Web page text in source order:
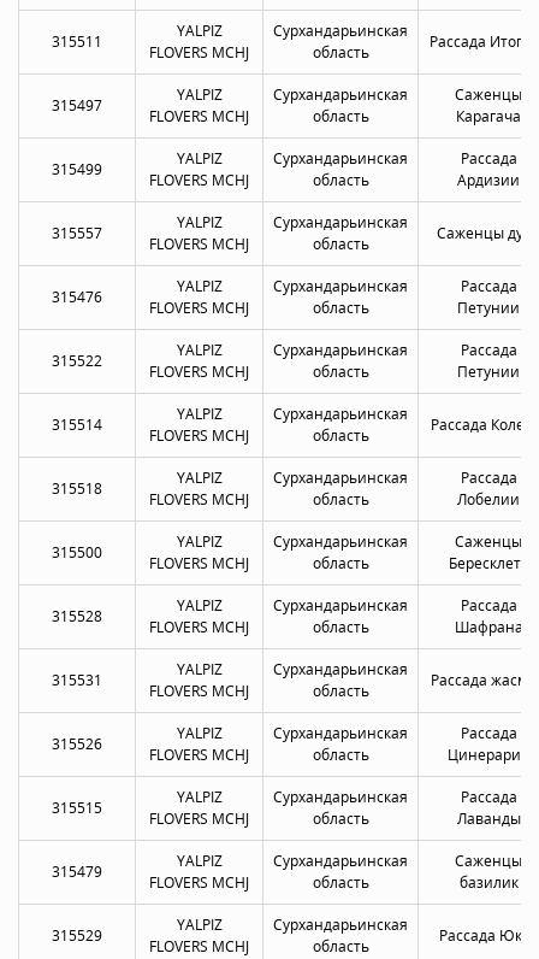
315511
YALPIZ
FLOVERS MCHJ
Сурхандарьинская
область
Рассада
315497
YALPIZ
FLOVERS MCHJ
Сурхандарьинская
область
Саженцы
Карагача
315499
YALPIZ
FLOVERS MCHJ
Сурхандарьинская
область
Рассада
Ардизии
315557
YALPIZ
FLOVERS MCHJ
Сурхандарьинская
область
Саженцы дуба
315476
YALPIZ
FLOVERS MCHJ
Сурхандарьинская
область
Рассада
Петунии
315522
YALPIZ
FLOVERS MCHJ
Сурхандарьинская
область
Рассада
Петунии
315514
YALPIZ
FLOVERS MCHJ
Сурхандарьинская
область
Рассада
315518
YALPIZ
FLOVERS MCHJ
Сурхандарьинская
область
Рассада
Лобелии
315500
YALPIZ
FLOVERS MCHJ
Сурхандарьинская
область
Саженцы
Бересклета
315528
YALPIZ
FLOVERS MCHJ
Сурхандарьинская
область
Рассада
Шафрана
315531
YALPIZ
FLOVERS MCHJ
Сурхандарьинская
область
Рассада
315526
YALPIZ
FLOVERS MCHJ
Сурхандарьинская
область
Рассада
Цинерарии
315515
YALPIZ
FLOVERS MCHJ
Сурхандарьинская
область
Рассада
Лаванды
315479
YALPIZ
FLOVERS MCHJ
Сурхандарьинская
область
Саженцы
базилик
315529
YALPIZ
FLOVERS MCHJ
Сурхандарьинская
область
Рассада Юкки